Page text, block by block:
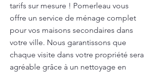
tarifs sur mesure ! Pomerleau vous
offre un service de ménage complet
pour vos maisons secondaires dans
votre ville. Nous garantissons que
chaque visite dans votre propriété sera
agréable grâce à un nettoyage en